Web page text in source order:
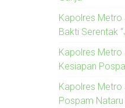
Kapolres Metro
Bakti Serentak
Kapolres Metro
Kesiapan
Kapolres Metro
Pospam